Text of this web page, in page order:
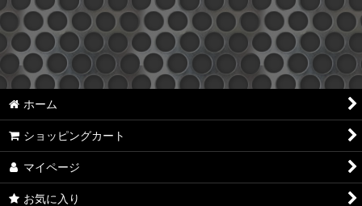
絞り込む
ホーム
ショッピングカート
マイページ
お気に入り